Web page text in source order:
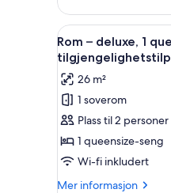
deluxe,
queensize-
senger
Åpne
alle
bildene
av
Rom
–
deluxe,
1
queensize-
6
Rom – deluxe, 1
26 m²
1 soverom
Plass til 2 personer
1 queensize-seng
Wi-fi inkludert
Mer informasjon
Mer